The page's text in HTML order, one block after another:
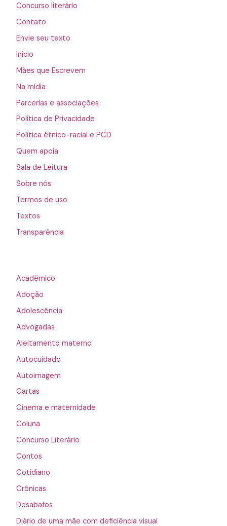
Concurso literário
Contato
Envie seu texto
Início
Mães que Escrevem
Na mídia
Parcerias e associações
Política de Privacidade
Política étnico-racial e PCD
Quem apoia
Sala de Leitura
Sobre nós
Termos de uso
Textos
Transparência
Acadêmico
Adoção
Adolescência
Advogadas
Aleitamento materno
Autocuidado
Autoimagem
Cartas
Cinema e maternidade
Coluna
Concurso Literário
Contos
Cotidiano
Crônicas
Desabafos
Diário de uma mãe com deficiência visual